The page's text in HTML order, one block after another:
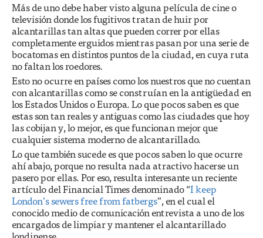
Más de uno debe haber visto alguna película de cine o
televisión donde los fugitivos tratan de huir por
alcantarillas tan altas que pueden correr por ellas
completamente erguidos mientras pasan por una serie de
bocatomas en distintos puntos de la ciudad, en cuya ruta
no faltan los roedores.
Esto no ocurre en países como los nuestros que no cuentan
con alcantarillas como se construían en la antigüedad en
los Estados Unidos o Europa. Lo que pocos saben es que
estas son tan reales y antiguas como las ciudades que hoy
las cobijan y, lo mejor, es que funcionan mejor que
cualquier sistema moderno de alcantarillado.
Lo que también sucede es que pocos saben lo que ocurre
ahí abajo, porque no resulta nada atractivo hacerse un
pasero por ellas. Por eso, resulta interesante un reciente
artículo del Financial Times denominado “I keep
London’s sewers free from fatbergs”, en el cual el
conocido medio de comunicación entrevista a uno de los
encargados de limpiar y mantener el alcantarillado